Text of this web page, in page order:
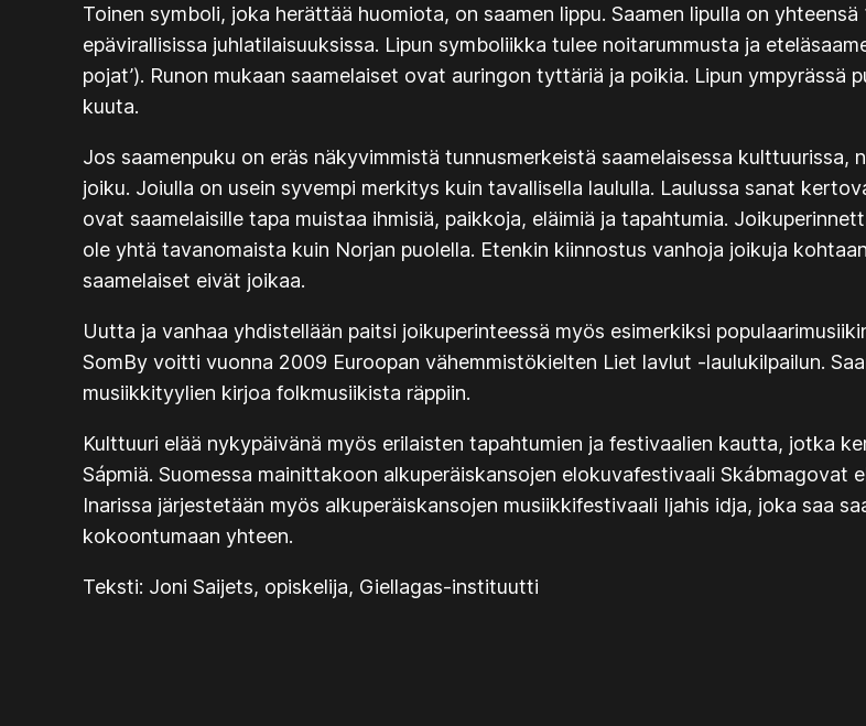
Toinen symboli, joka herättää huomiota, on saamen lippu. Saamen lipulla on
epävirallisissa juhlatilaisuuksissa. Lipun symboliikka tulee noitarummusta ja
pojat’). Runon mukaan saamelaiset ovat auringon tyttäriä ja poikia. Lipun ympyrässä
kuuta.
Jos saamenpuku on eräs näkyvimmistä tunnusmerkeistä saamelaisessa
joiku. Joiulla on usein syvempi merkitys kuin tavallisella laululla. Laulussa sanat
ovat saamelaisille tapa muistaa ihmisiä, paikkoja, eläimiä ja tapahtumia.
ole yhtä tavanomaista kuin Norjan puolella. Etenkin kiinnostus vanhoja joikuja
saamelaiset eivät joikaa.
Uutta ja vanhaa yhdistellään paitsi joikuperinteessä myös esimerkiksi
SomBy voitti vuonna 2009 Euroopan vähemmistökielten Liet lavlut -laulukilpailun.
musiikkityylien kirjoa folkmusiikista räppiin.
Kulttuuri elää nykypäivänä myös erilaisten tapahtumien ja festivaalien kautta, jotka
Sápmiä. Suomessa mainittakoon alkuperäiskansojen elokuvafestivaali Skábmagovat
Inarissa järjestetään myös alkuperäiskansojen musiikkifestivaali Ijahis idja, joka saa
kokoontumaan yhteen.
Teksti: Joni Saijets, opiskelija, Giellagas-instituutti